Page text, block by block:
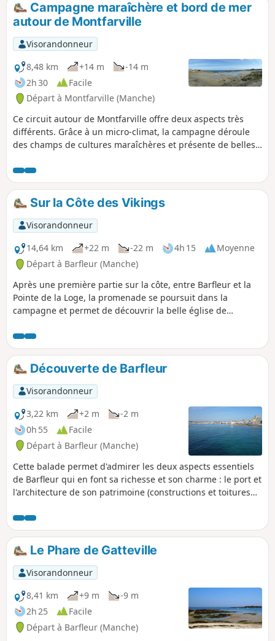
p
Campagne maraîchère et bord de mer
autour de Montfarville
Visorandonneur
8,48 km
+14 m
-14 m
2h 30
Facile
Départ à Montfarville (Manche)
Ce circuit autour de Montfarville offre deux aspects très
différents. Grâce à un micro-climat, la campagne déroule
des champs de cultures maraîchères et présente de belles
côte rocheuse bordée de belles plages. Au départ ou à
l’arrivée, ne pas manquer la visite de l’église.
Sur la Côte des Vikings
Visorandonneur
14,64 km
+22 m -22 m 4h 15
Moyenne
Départ à Barfleur (Manche)
Après une première partie sur la côte, entre Barfleur et la
Pointe de la Loge, la promenade se poursuit dans la
campagne et permet de découvrir la belle église de
Découverte de Barfleur
Visorandonneur
3,22 km
+2 m
-2 m
0h 55
Facile
Départ à Barfleur (Manche)
Cette balade permet d'admirer les deux aspects essentiels
de Barfleur qui en font sa richesse et son charme : le port et
l'architecture de son patrimoine (constructions et toitures
Le Phare de Gatteville
Visorandonneur
8,41 km
+9 m
-9 m
2h 25
Facile
Départ à Barfleur (Manche)